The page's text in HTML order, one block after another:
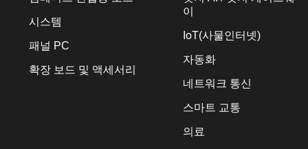
시스템
패널 PC
확장 보드 및 액세서리
이
IoT(사물인터넷)
자동화
네트워크 통신
스마트 교통
의료